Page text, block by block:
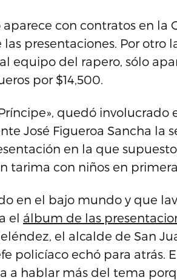
con contratos en la
presentaciones. Por otro
equipo del rapero, sólo
por $14,500.
quedó involucrado
José Figueroa Sancha la
en la que
tarima con niños en
en el bajo mundo y que
el álbum de las
el alcalde de San
policíaco echó para atrás.
a hablar más del tema